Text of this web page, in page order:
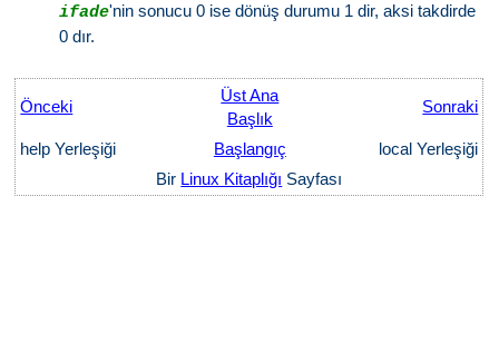
ifade'nin sonucu 0 ise dönüş durumu 1 dir, aksi takdirde
0 dır.
Önceki
Üst Ana
Başlık
Sonraki
help Yerleşiği Başlangıç
local Yerleşiği
Bir Linux Kitaplığı Sayfası